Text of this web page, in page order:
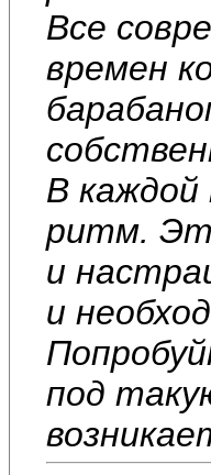
Все
времен
В каждой
ритм.
и
и
под